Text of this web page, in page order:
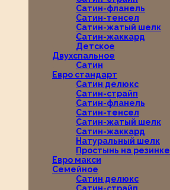
Сатин-фланель
Сатин-тенсел
Сатин-жатый шелк
Сатин-жаккард
Детское
Двухспальное
Сатин
Евро стандарт
Сатин делюкс
Сатин-страйп
Сатин-фланель
Сатин-тенсел
Сатин-жатый шелк
Сатин-жаккард
Натуральный шелк
Простынь на резинке
Евро макси
Семейное
Сатин делюкс